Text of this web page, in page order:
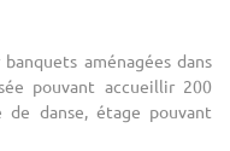
aménagées dans
pouvant accueillir 200
danse, étage pouvant